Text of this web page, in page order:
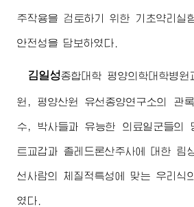
주작용을 검토하기 위한 기초약리실
안전성을 담보하였다.
김일성종합대학 평양의학대학병
원, 평양산원 유선종양연구소의 관
수, 박사들과 유능한 의료일군들의
트교갑과 졸레드론산주사에 대한 림
선사람의 체질적특성에 맞는 우리식
였다.